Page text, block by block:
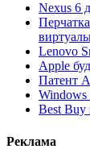
Nexus 6
Lenovo
Apple
Патент
Windows
Best Buy
Реклама